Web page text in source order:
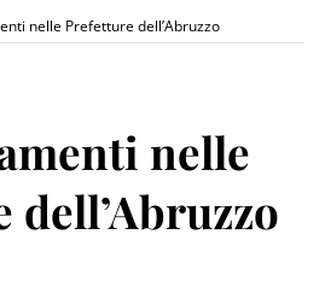
nelle Prefetture dell’Abruzzo
nelle
dell’Abruzzo